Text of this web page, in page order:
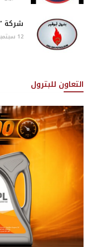
شركة
12 سبتمبر 2022
التعاون للبترول